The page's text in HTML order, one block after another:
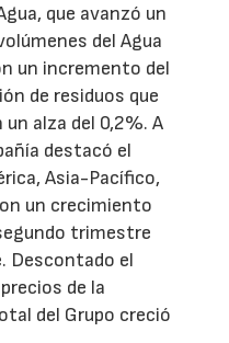
que avanzó un
del Agua
un incremento del
de residuos que
alza del 0,2%. A
destacó el
Asia-Pacífico,
un crecimiento
trimestre
Descontado el
de la
del Grupo creció